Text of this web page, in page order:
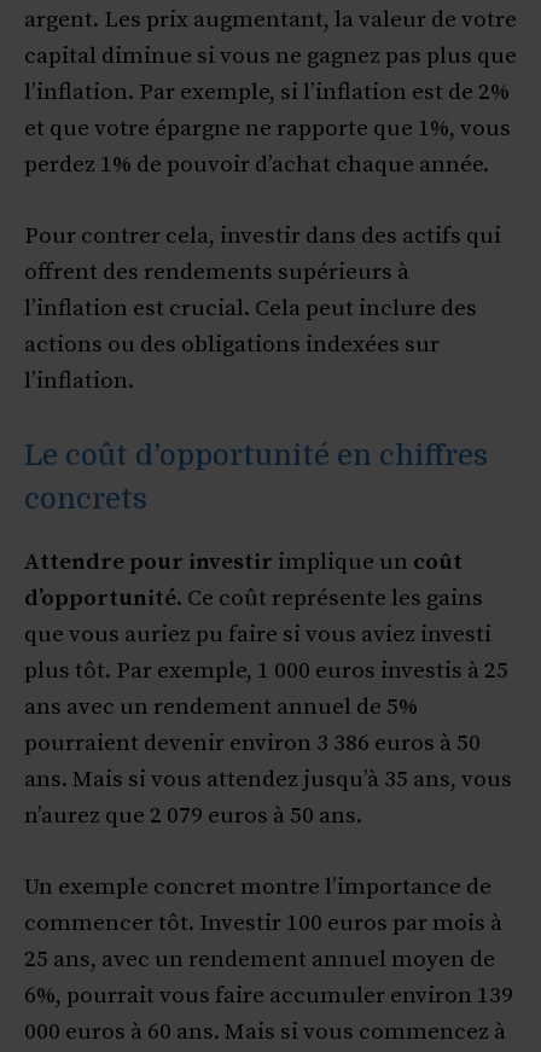
argent. Les prix augmentant, la valeur de votre
capital diminue si vous ne gagnez pas plus que
l’inflation. Par exemple, si l’inflation est de 2%
et que votre épargne ne rapporte que 1%, vous
perdez 1% de pouvoir d’achat chaque année.
Pour contrer cela, investir dans des actifs qui
offrent des rendements supérieurs à
l’inflation est crucial. Cela peut inclure des
actions ou des obligations indexées sur
l’inflation.
Le coût d’opportunité en chiffres
concrets
Attendre pour investir implique un coût
d’opportunité. Ce coût représente les gains
que vous auriez pu faire si vous aviez investi
plus tôt. Par exemple, 1 000 euros investis à 25
ans avec un rendement annuel de 5%
pourraient devenir environ 3 386 euros à 50
ans. Mais si vous attendez jusqu’à 35 ans, vous
n’aurez que 2 079 euros à 50 ans.
Un exemple concret montre l’importance de
commencer tôt. Investir 100 euros par mois à
25 ans, avec un rendement annuel moyen de
6%, pourrait vous faire accumuler environ 139
000 euros à 60 ans. Mais si vous commencez à